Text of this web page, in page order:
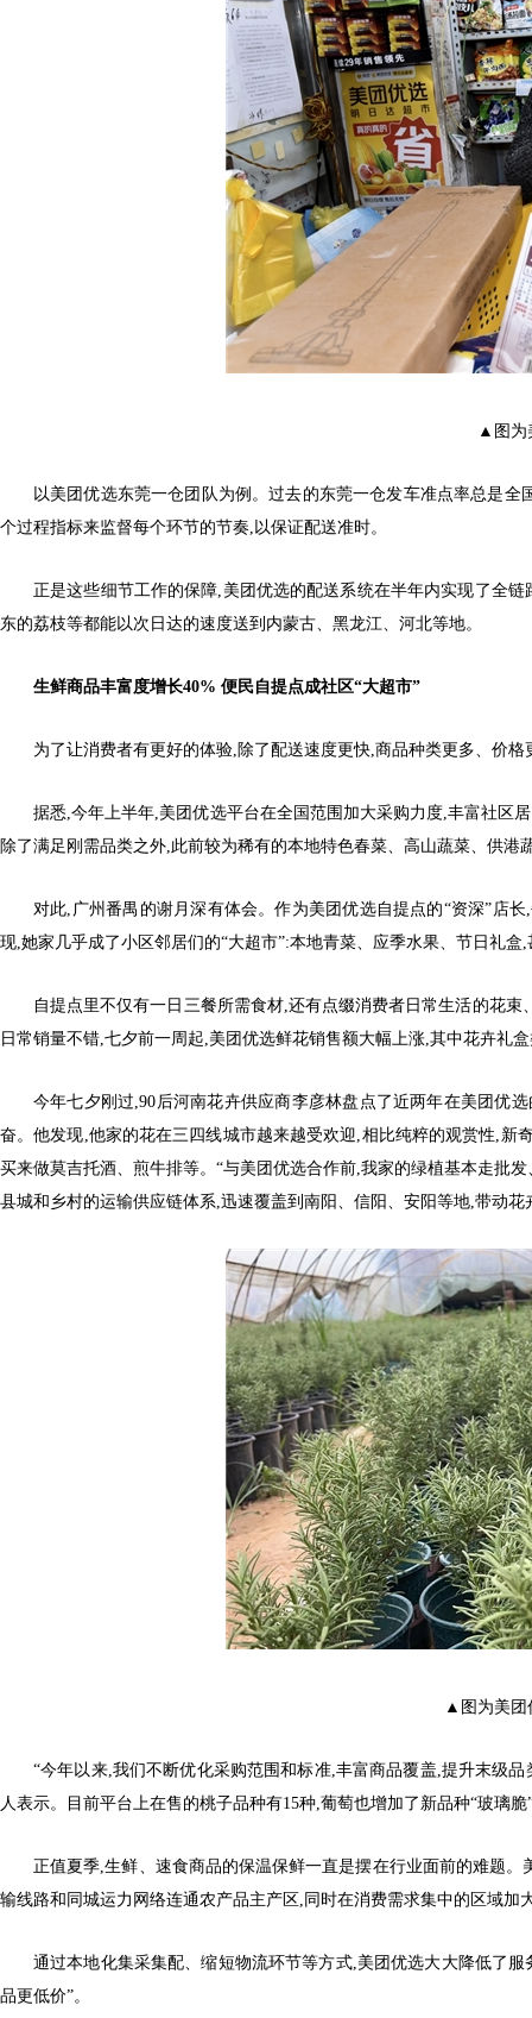
▲图为
以美团优选东莞一仓团队为例。过去的东莞一仓发车准点率总是
个过程指标来监督每个环节的节奏,以保证配送准时。
正是这些细节工作的保障,美团优选的配送系统在半年内实现了全
东的荔枝等都能以次日达的速度送到内蒙古、黑龙江、河北等地。
生鲜商品丰富度增长40% 便民自提点成社区“大超市”
为了让消费者有更好的体验,除了配送速度更快,商品种类更多、价
据悉,今年上半年,美团优选平台在全国范围加大采购力度,丰富社区
除了满足刚需品类之外,此前较为稀有的本地特色春菜、高山蔬菜、供
对此,广州番禺的谢月深有体会。作为美团优选自提点的“资深”店
现,她家几乎成了小区邻居们的“大超市”:本地青菜、应季水果、节日礼
自提点里不仅有一日三餐所需食材,还有点缀消费者日常生活的花
日常销量不错,七夕前一周起,美团优选鲜花销售额大幅上涨,其中花卉礼
今年七夕刚过,90后河南花卉供应商李彦林盘点了近两年在美团优
奋。他发现,他家的花在三四线城市越来越受欢迎,相比纯粹的观赏性,
买来做莫吉托酒、煎牛排等。“与美团优选合作前,我家的绿植基本走批
县城和乡村的运输供应链体系,迅速覆盖到南阳、信阳、安阳等地,带动
▲图为美团
“今年以来,我们不断优化采购范围和标准,丰富商品覆盖,提升末级
人表示。目前平台上在售的桃子品种有15种,葡萄也增加了新品种“玻璃脆
正值夏季,生鲜、速食商品的保温保鲜一直是摆在行业面前的难题
输线路和同城运力网络连通农产品主产区,同时在消费需求集中的区域加
通过本地化集采集配、缩短物流环节等方式,美团优选大大降低了
品更低价”。